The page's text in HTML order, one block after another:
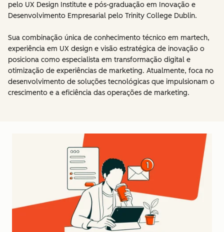
pelo UX Design Institute e pós-graduação em Inovação e
Desenvolvimento Empresarial pelo Trinity College Dublin.
Sua combinação única de conhecimento técnico em martech,
experiência em UX design e visão estratégica de inovação o
posiciona como especialista em transformação digital e
otimização de experiências de marketing. Atualmente, foca no
desenvolvimento de soluções tecnológicas que impulsionam o
crescimento e a eficiência das operações de marketing.